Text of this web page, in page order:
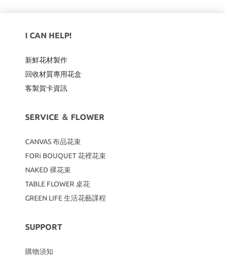
I CAN HELP!
新鮮花材製作
回收材質專用花盒
客製賀卡資訊
SERVICE ＆ FLOWER
CANVAS布品花束
FORi BOUQUET 花裡花束
NAKED 裸花束
TABLE FLOWER 桌花
GREEN LIFE 生活花藝課程
SUPPORT
購物須知